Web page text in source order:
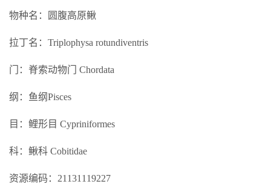
物种名：圆腹高原鳅
拉丁名：Triplophysa rotundiventris
门：脊索动物门 Chordata
纲：鱼纲Pisces
目：鲤形目 Cypriniformes
科：鳅科 Cobitidae
资源编码：21131119227